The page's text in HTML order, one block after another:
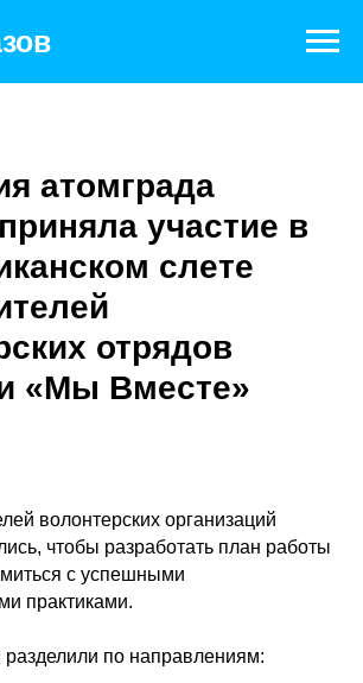
атомграда
участие в
слете
отрядов
«Мы Вместе»
волонтерских организаций
чтобы разработать план работы
с успешными
практиками.
разделили по направлениям: